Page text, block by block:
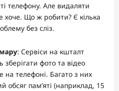
телефону. Але видаляти
хоче. Що ж робити? Є кілька
без сліз.
: Сервіси на кшталт
фото та відео
на телефоні. Багато з них
обсяг пам’яті (наприклад, 15